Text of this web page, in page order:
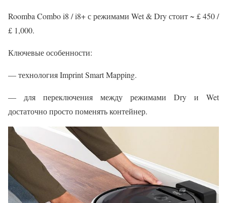
Roomba Combo i8 / i8+ с режимами Wet & Dry стоит ~ £ 450 /
£ 1,000.
Ключевые особенности:
— технология Imprint Smart Mapping.
— для переключения между режимами Dry и Wet
достаточно просто поменять контейнер.